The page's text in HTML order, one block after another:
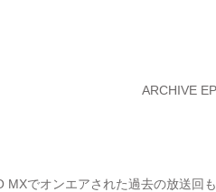
ARCHIVE
MXでオンエアされた過去の放送回